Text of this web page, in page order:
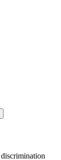
discrimination